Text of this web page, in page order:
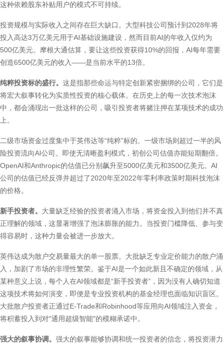
这种依赖股东补贴用户的模式不可持续。
投资规模与实际收入之间存在巨大缺口。大型科技公司预计到2028年将
投入高达3万亿美元用于AI基础设施建设，然而目前AI的年收入仅约为
500亿美元。摩根大通估算，要让这些投资获得10%的回报，AI每年需要
创造6500亿美元的收入——是当前水平的13倍。
纯粹投资标的盛行。 这是指那些命运与特定创新紧密捆绑的公司，它们是
将宏大叙事转化为实质性投资的核心载体。在历史上的每一次技术泡沫
中，都会涌现出一批这样的公司，吸引投资者将赌注押在某项技术的成功
上。
二级市场资金过度集中于英伟达等“纯粹”标的。一级市场则超过一半的风
险投资流向AI公司。即使无清晰盈利模式，初创公司估值亦能短期翻倍。
OpenAI和Anthropic的估值已分别飙升至5000亿美元和3500亿美元。AI
公司的估值已经反弹并超过了2020年至2022年零利率政策时期科技泡沫
的价格。
新手投资者。 大量缺乏经验的投资者涌入市场，将资金投入到他们并不真
正理解的领域，这显著增强了泡沫膨胀的能力。当投资门槛降低、参与变
得容易时，这种力量会被进一步放大。
英伟达成为散户交易量最大的单一股票。大批缺乏专业定价能力的散户涌
入，加剧了市场的非理性繁荣。鉴于AI是一个如此新且不确定的领域，从
某种意义上说，每个人在AI领域都是“新手投资者”，因为没有人确切知道
这项技术将如何演变，即便是专业投资机构的基金经理也面临知识盲区。
大批散户投资者正通过E-Trade和Robinhood等应用向AI领域注入资金，
将积蓄投入到对"通用超级智能"的模糊承诺中。
强大的叙事协调。 强大的叙事能够协调和统一投资者的信念，将投资潜力